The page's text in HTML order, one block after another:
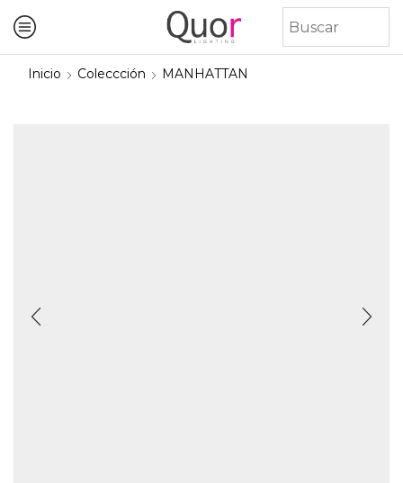
Inicio Coleccción MANHATTAN